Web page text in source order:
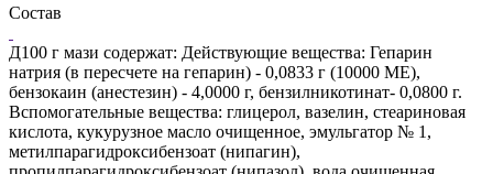
Состав
Д100 г мази содержат: Действующие вещества: Гепарин
натрия (в пересчете на гепарин) - 0,0833 г (10000 МЕ),
бензокаин (анестезин) - 4,0000 г, бензилникотинат- 0,0800 г.
Вспомогательные вещества: глицерол, вазелин, стеариновая
кислота, кукурузное масло очищенное, эмульгатор № 1,
метилпарагидроксибензоат (нипагин),